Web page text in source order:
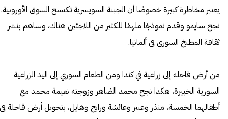
يعتبر مخاطرة كبيرة خصوصًا أن الجبنة السويسرية تكتسح السوق الأوروبية.
نجح سايمو وقدم نموذجًا ملهمًا للكثير من اللاجئين هناك، وساهم بنشر
ثقافة المطبخ السوري في ألمانيا.
من أرض قاحلة إلى زراعية في كندا ومن الطعام السوري إلى اليد الزراعية
السورية الخبيرة، هكذا نجح محمد الضاهر وزوجته نعيمة محمد مع
أطفالهما الخمسة، منذر وعبير وعائشة ورابح وهايل، بتحويل أرض قاحلة في